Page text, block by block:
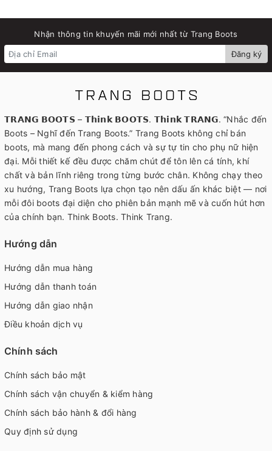
Nhận thông tin khuyến mãi mới nhất từ Trang Boots
Đăng ký
𝗧𝗥𝗔𝗡𝗚 𝗕𝗢𝗢𝗧𝗦 – 𝗧𝗵𝗶𝗻𝗸 𝗕𝗢𝗢𝗧𝗦. 𝗧𝗵𝗶𝗻𝗸 𝗧𝗥𝗔𝗡𝗚. “Nhắc đến
Boots – Nghĩ đến Trang Boots.” Trang Boots không chỉ bán
boots, mà mang đến phong cách và sự tự tin cho phụ nữ hiện
đại. Mỗi thiết kế đều được chăm chút để tôn lên cá tính, khí
chất và bản lĩnh riêng trong từng bước chân. Không chạy theo
xu hướng, Trang Boots lựa chọn tạo nên dấu ấn khác biệt — nơi
mỗi đôi boots đại diện cho phiên bản mạnh mẽ và cuốn hút hơn
của chính bạn. Think Boots. Think Trang.
Hướng dẫn
Hướng dẫn mua hàng
Hướng dẫn thanh toán
Hướng dẫn giao nhận
Điều khoản dịch vụ
Chính sách
Chính sách bảo mật
Chính sách vận chuyển & kiểm hàng
Chính sách bảo hành & đổi hàng
Quy định sử dụng